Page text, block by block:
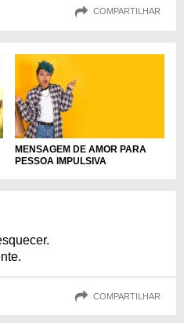
COMPARTILHAR
MENSAGEM DE AMOR PARA
PESSOA IMPULSIVA
COMPARTILHAR